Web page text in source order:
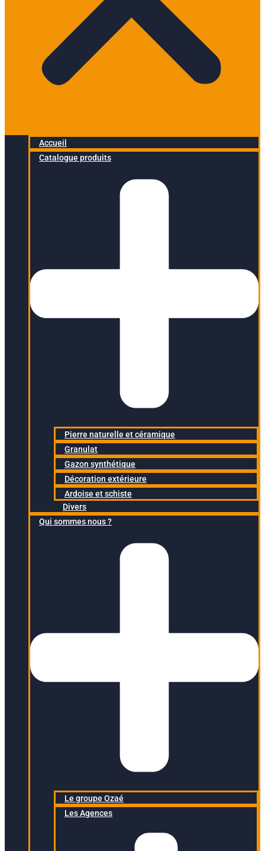
Accueil
Catalogue produits
Pierre naturelle et céramique
Granulat
Gazon synthétique
Décoration extérieure
Ardoise et schiste
Divers
Qui sommes nous ?
Le groupe Ozaé
Les Agences